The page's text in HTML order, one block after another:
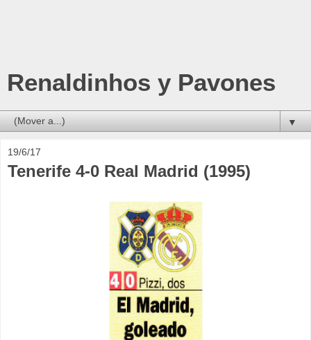
Renaldinhos y Pavones
▼
19/6/17
Tenerife 4-0 Real Madrid (1995)